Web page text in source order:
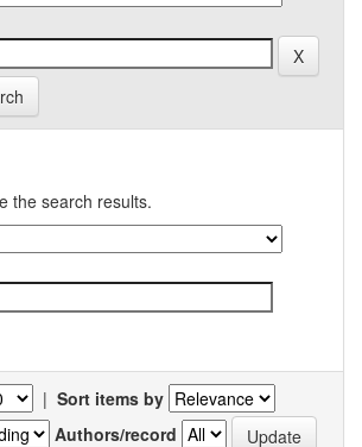
the search results.
| Sort items by
Authors/record